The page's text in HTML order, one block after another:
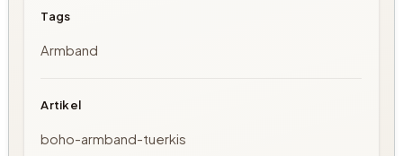
Tags
Armband
Artikel
boho-armband-tuerkis